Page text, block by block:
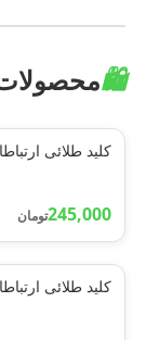
🛍️
کلید طلائی
245,000تومان
کلید طلائی